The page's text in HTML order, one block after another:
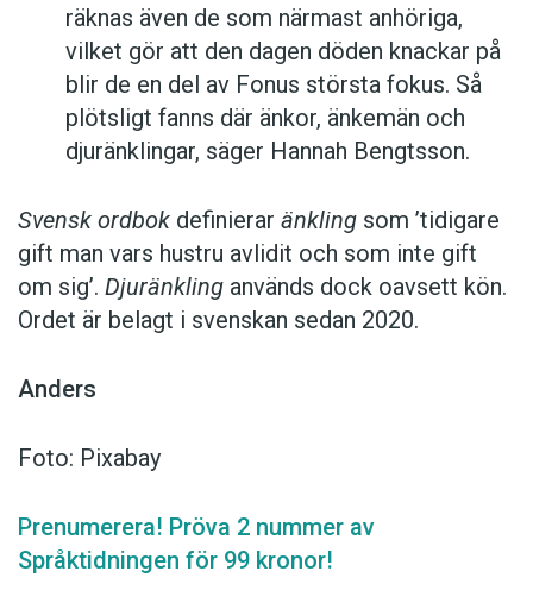
räknas även de som närmast anhöriga,
vilket gör att den dagen döden knackar på
blir de en del av Fonus största fokus. Så
plötsligt fanns där änkor, änkemän och
djuränklingar, säger Hannah Bengtsson.
Svensk ordbok definierar änkling som ’tidigare
gift man vars hustru av­lidit och som inte gift
om sig’. Djuränkling används dock oavsett kön.
Ordet är belagt i svenskan sedan 2020.
Anders
Foto: Pixabay
Prenumerera! Pröva 2 nummer av
Språktidningen för 99 kronor!